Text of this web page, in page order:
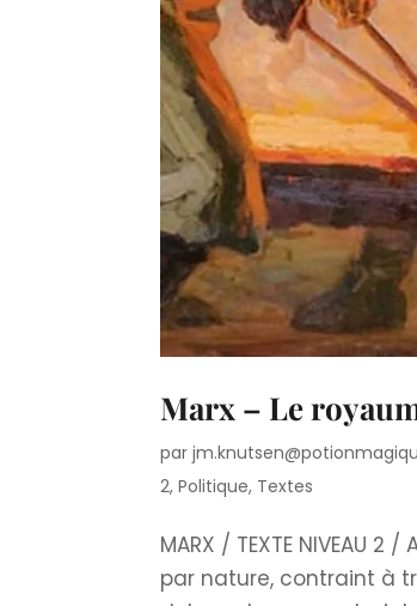
Marx – Le
par
2,Politique, Textes
MARX / TEXTE NIVEAU
par nature, contraint à